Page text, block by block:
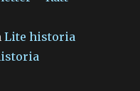
Lite historia